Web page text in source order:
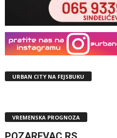
URBAN CITY NA FEJSBUKU
VREMENSKA PROGNOZA